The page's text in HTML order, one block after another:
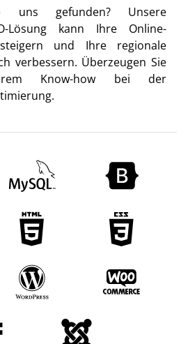
uns gefunden? Unsere
Lösung kann Ihre Online-
und Ihre regionale
verbessern. Überzeugen Sie
Know-how bei der